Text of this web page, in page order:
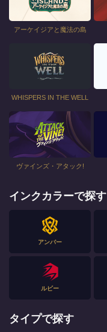
アーケイジアと魔法の島
WHISPERS IN THE WELL
ヴァインズ・アタック!
インクカラーで探す
アンバー
ルビー
タイプで探す